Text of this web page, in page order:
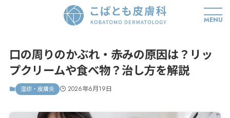
MENU
口の周りのかぶれ・赤みの原因は？リッ
プクリームや食べ物？治し方を解説
湿疹・皮膚炎 2026年6月19日